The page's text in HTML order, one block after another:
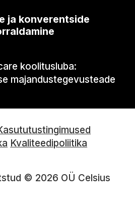
ja konverentside
koolitusluba:
majandustegevusteade
Kvaliteedipoliitika
© 2026 OÜ Celsius